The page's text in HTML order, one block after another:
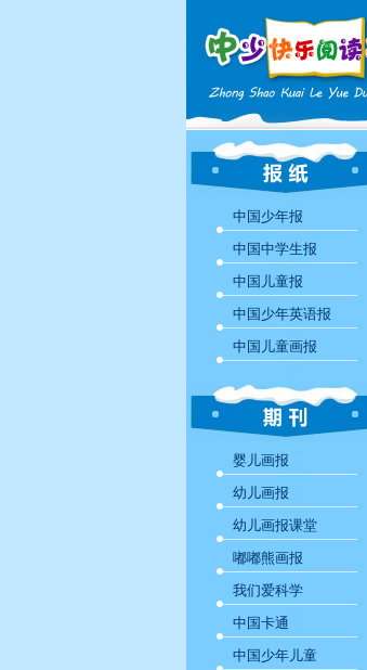
中国少年报
中国中学生报
中国儿童报
中国少年英语报
中国儿童画报
婴儿画报
幼儿画报
幼儿画报课堂
嘟嘟熊画报
我们爱科学
中国卡通
中国少年儿童